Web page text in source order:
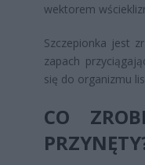
wektorem
Szczepionka jest
zapach
się do organizmu
CO